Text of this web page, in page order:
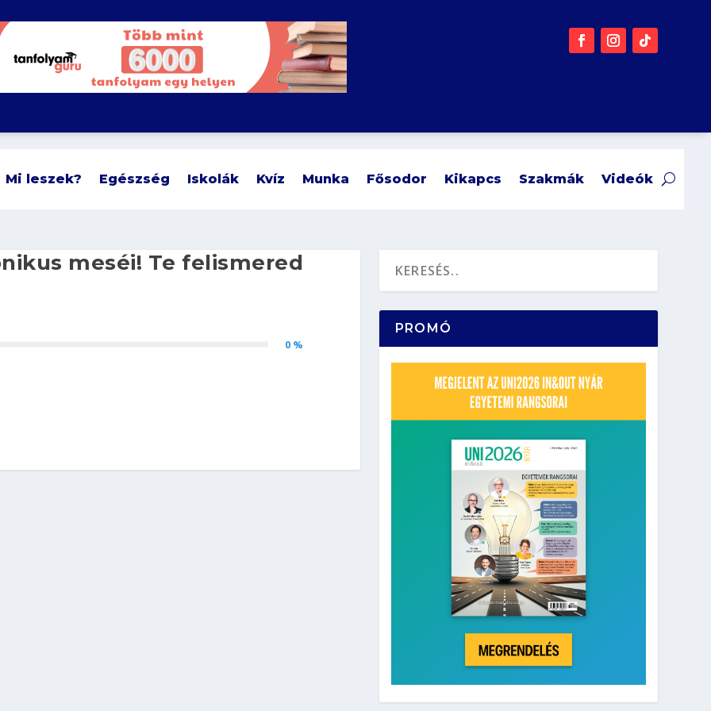
Mi leszek? Egészség Iskolák Kvíz Munka Fősodor Kikapcs Szakmák Videók
meséi! Te felismered
0 %
PROMÓ